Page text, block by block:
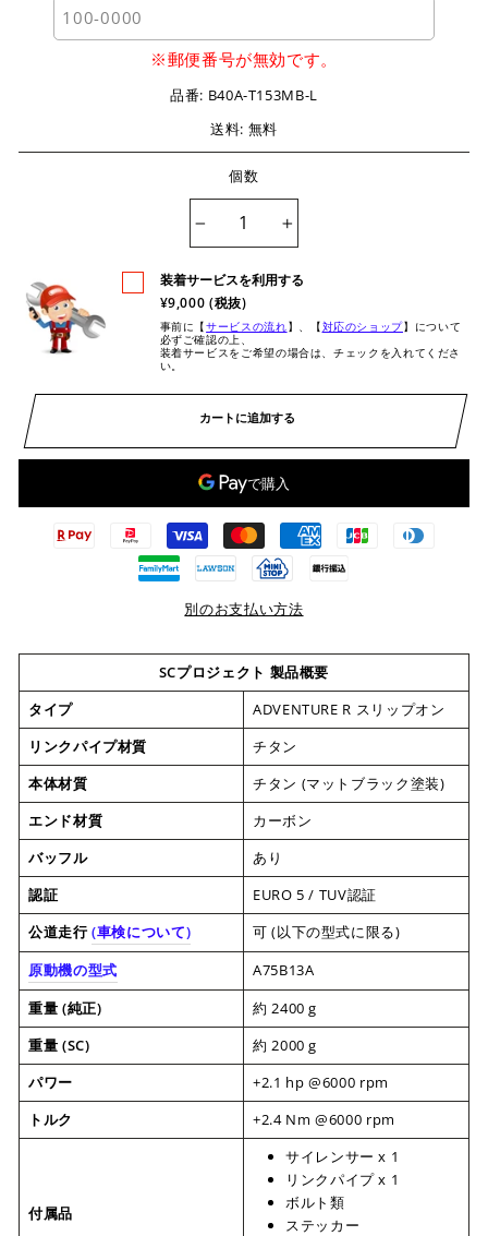
※郵便番号が無効です。
品番: B40A-T153MB-L
送料: 無料
個数
装着サービスを利用する
¥9,000 (税抜)
事前に【サービスの流れ】、【対応のショップ】について
必ずご確認の上、
装着サービスをご希望の場合は、チェックを入れてくださ
い。
カートに追加する
別のお支払い方法
SCプロジェクト 製品概要
タイプ
ADVENTURE R スリップオン
リンクパイプ材質
チタン
本体材質
チタン (マットブラック塗装)
エンド材質
カーボン
バッフル
あり
認証
EURO 5 / TUV認証
公道走行(車検について)
可 (以下の型式に限る)
原動機の型式
A75B13A
重量 (純正)
約 2400 g
重量 (SC)
約 2000 g
パワー
+2.1 hp @6000 rpm
トルク
+2.4 Nm @6000 rpm
付属品
サイレンサー x 1
リンクパイプ x 1
ボルト類
ステッカー